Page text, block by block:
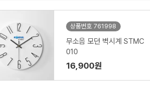
상품번호 761998
무소음 모던 벽시계 STMC
010
16,900원